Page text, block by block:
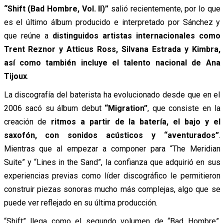
“Shift (Bad Hombre, Vol. II)” salió recientemente, por lo que
es el último álbum producido e interpretado por Sánchez y
que reúne a distinguidos artistas internacionales como
Trent Reznor y Atticus Ross, Silvana Estrada y Kimbra,
así como también incluye el talento nacional de Ana
Tijoux.
La discografía del baterista ha evolucionado desde que en el
2006 sacó su álbum debut “Migration”, que consiste en la
creación de ritmos a partir de la batería, el bajo y el
saxofón, con sonidos acústicos y “aventurados”.
Mientras que al empezar a componer para “The Meridian
Suite” y “Lines in the Sand”, la confianza que adquirió en sus
experiencias previas como líder discográfico le permitieron
construir piezas sonoras mucho más complejas, algo que se
puede ver reflejado en su última producción.
“Shift” llega como el segundo volumen de “Bad Hombre”,